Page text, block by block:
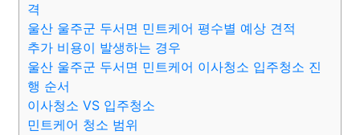
격
울산 울주군 두서면 민트케어 평수별 예상 견적
추가 비용이 발생하는 경우
울산 울주군 두서면 민트케어 이사청소 입주청소 진
행 순서
이사청소 VS 입주청소
민트케어 청소 범위